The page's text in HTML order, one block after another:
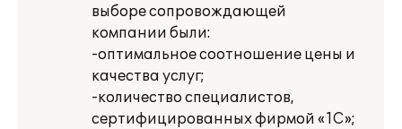
выборе сопровождающей
компании были:
-оптимальное соотношение цены и
качества услуг;
-количество специалистов,
сертифицированных фирмой «1С»;